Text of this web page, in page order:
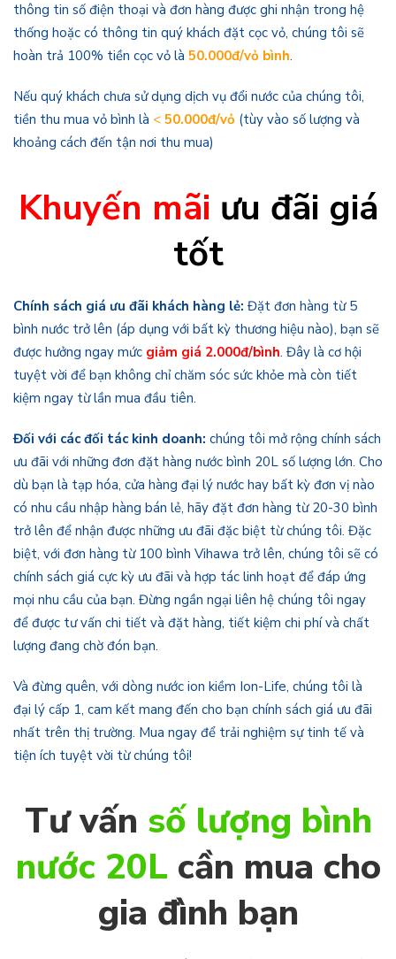
thông tin số điện thoại và đơn hàng được ghi nhận trong hệ
thống hoặc có thông tin quý khách đặt cọc vỏ, chúng tôi sẽ
hoàn trả 100% tiền cọc vỏ là 50.000đ/vỏ bình.
Nếu quý khách chưa sử dụng dịch vụ đổi nước của chúng tôi,
tiền thu mua vỏ bình là < 50.000đ/vỏ (tùy vào số lượng và
khoảng cách đến tận nơi thu mua)
Khuyến mãi ưu đãi giá
tốt
Chính sách giá ưu đãi khách hàng lẻ: Đặt đơn hàng từ 5
bình nước trở lên (áp dụng với bất kỳ thương hiệu nào), bạn sẽ
được hưởng ngay mức giảm giá 2.000đ/bình. Đây là cơ hội
tuyệt vời để bạn không chỉ chăm sóc sức khỏe mà còn tiết
kiệm ngay từ lần mua đầu tiên.
Đối với các đối tác kinh doanh: chúng tôi mở rộng chính sách
ưu đãi với những đơn đặt hàng nước bình 20L số lượng lớn. Cho
dù bạn là tạp hóa, cửa hàng đại lý nước hay bất kỳ đơn vị nào
có nhu cầu nhập hàng bán lẻ, hãy đặt đơn hàng từ 20-30 bình
trở lên để nhận được những ưu đãi đặc biệt từ chúng tôi. Đặc
biệt, với đơn hàng từ 100 bình Vihawa trở lên, chúng tôi sẽ có
chính sách giá cực kỳ ưu đãi và hợp tác linh hoạt để đáp ứng
mọi nhu cầu của bạn. Đừng ngần ngại liên hệ chúng tôi ngay
để được tư vấn chi tiết và đặt hàng, tiết kiệm chi phí và chất
lượng đang chờ đón bạn.
Và đừng quên, với dòng nước ion kiềm Ion-Life, chúng tôi là
đại lý cấp 1, cam kết mang đến cho bạn chính sách giá ưu đãi
nhất trên thị trường. Mua ngay để trải nghiệm sự tinh tế và
tiện ích tuyệt vời từ chúng tôi!
Tư vấn số lượng bình
nước 20L cần mua cho
gia đình bạn